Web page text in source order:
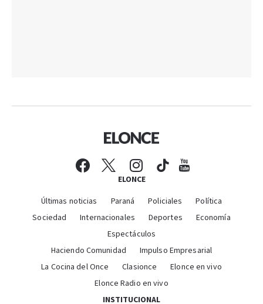
ELONCE
Últimas noticias Paraná Policiales
Política
Sociedad
Internacionales Deportes
Economía
Espectáculos
Haciendo Comunidad
Impulso Empresarial
La Cocina del Once
Clasionce
Elonce en vivo
Elonce Radio en vivo
INSTITUCIONAL